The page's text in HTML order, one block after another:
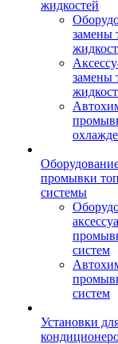
жидкостей
замены
замены
промывки
системы
систем
систем
Установки